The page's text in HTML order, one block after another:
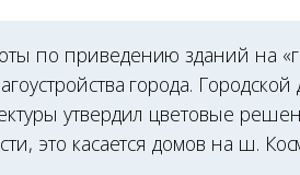
по приведению зданий на
города.
утвердил цветовые
это касается домов на ш.